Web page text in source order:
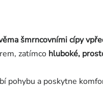
šmrncovními cípy
zatímco hluboké,
a poskytne